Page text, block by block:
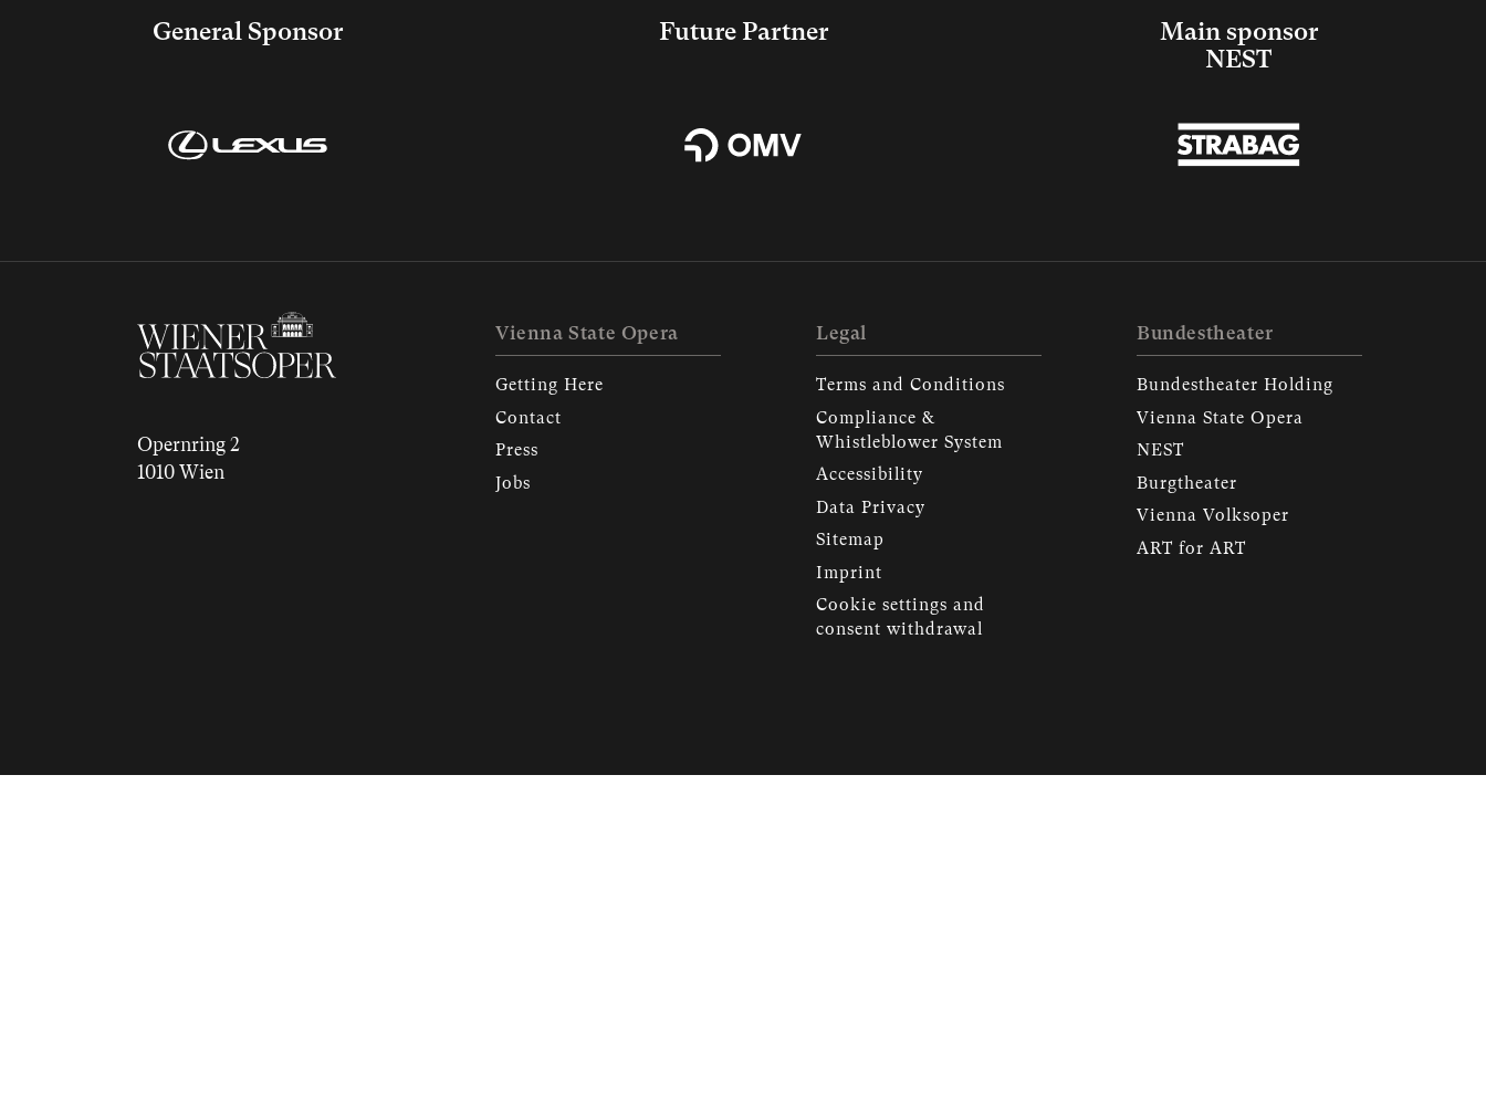
General Sponsor Future Partner
Main sponsor
NEST
Opernring 2
1010 Wien
Vienna State Opera
Getting Here
Contact
Press
Jobs
Legal
Terms and Conditions
Compliance &
Whistleblower System
Accessibility
Data Privacy
Sitemap
Imprint
Cookie settings and
consent withdrawal
Bundestheater
Bundestheater Holding
Vienna State Opera
NEST
Burgtheater
Vienna Volksoper
ART for ART